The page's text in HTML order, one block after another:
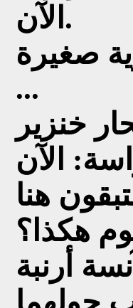
الآن.
...
خنزير
هنا
هكذا؟
أرنبة